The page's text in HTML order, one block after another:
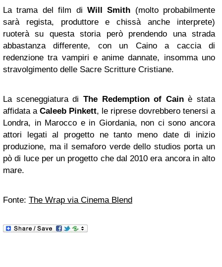
La trama del film di Will Smith (molto probabilmente
sarà regista, produttore e chissà anche interprete)
ruoterà su questa storia però prendendo una strada
abbastanza differente, con un Caino a caccia di
redenzione tra vampiri e anime dannate, insomma uno
stravolgimento delle Sacre Scritture Cristiane.
La sceneggiatura di The Redemption of Cainè stata
affidata a Caleeb Pinkett, le riprese dovrebbero tenersi a
Londra, in Marocco e in Giordania, non ci sono ancora
attori legati al progetto ne tanto meno date di inizio
produzione, ma il semaforo verde dello studios porta un
pò di luce per un progetto che dal 2010 era ancora in alto
mare.
Fonte: The Wrap via Cinema Blend